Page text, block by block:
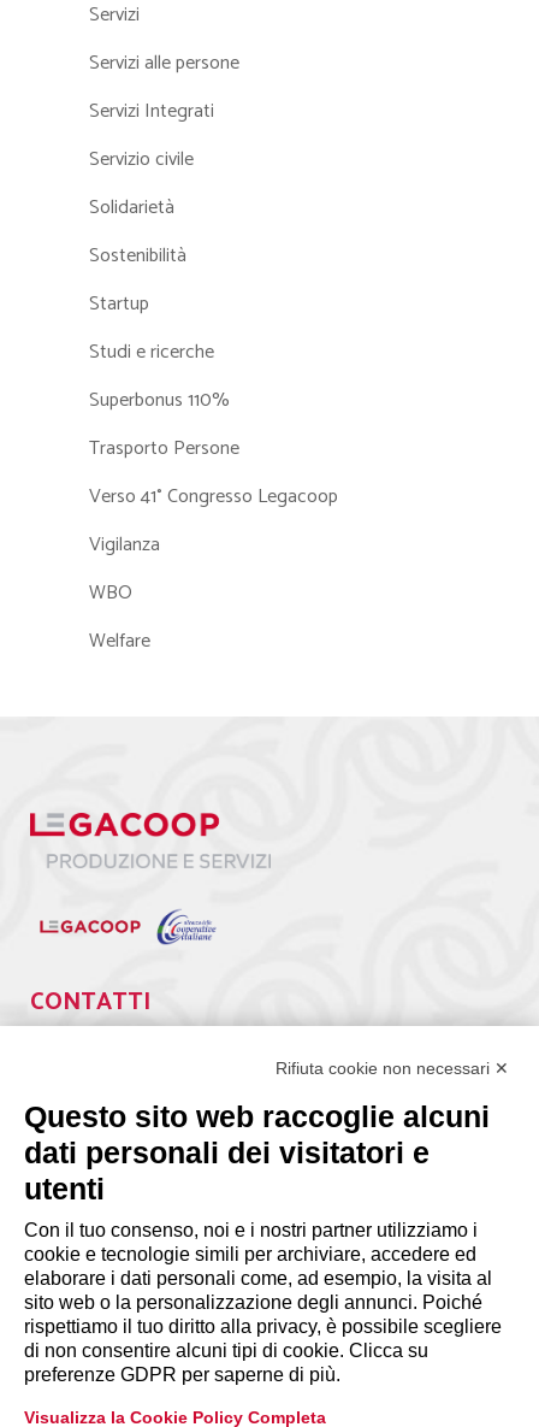
Servizi
Servizi alle persone
Servizi Integrati
Servizio civile
Solidarietà
Sostenibilità
Startup
Studi e ricerche
Superbonus 110%
Trasporto Persone
Verso 41° Congresso Legacoop
Vigilanza
WBO
Welfare
CONTATTI
segreteria@lps.coop
INFORMAZIONI
Disclaimer
Privacy Policy
Rifiuta cookie non necessari ✕
Questo sito web raccoglie alcuni
dati personali dei visitatori e
utenti
Con il tuo consenso, noi e i nostri partner utilizziamo i
cookie e tecnologie simili per archiviare, accedere ed
elaborare i dati personali come, ad esempio, la visita al
sito web o la personalizzazione degli annunci. Poiché
rispettiamo il tuo diritto alla privacy, è possibile scegliere
di non consentire alcuni tipi di cookie. Clicca su
preferenze GDPR per saperne di più.
Visualizza la Cookie Policy Completa